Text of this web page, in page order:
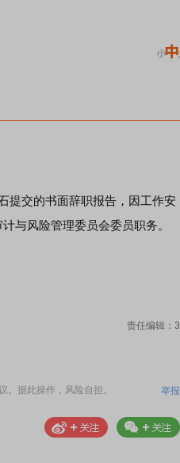
提交的书面辞职报告，因工作安
与风险管理委员会委员职务。
责任编辑：3
据此操作，风险自担。 举报